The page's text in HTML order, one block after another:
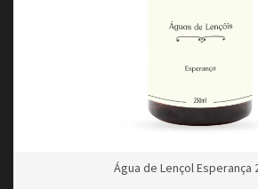
Água de Lençol Esperança